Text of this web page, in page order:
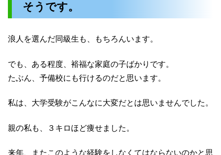
そうです。
浪人を選んだ同級生も、もちろんいます。
でも、ある程度、裕福な家庭の子ばかりです。
たぶん、予備校にも行けるのだと思います。
私は、大学受験がこんなに大変だとは思いませんでした。
親の私も、３キロほど痩せました。
来年、またこのような経験をしなくてはならないのかと思